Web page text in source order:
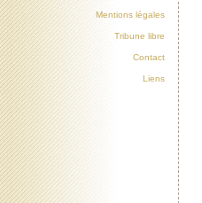
Mentions légales
Tribune libre
Contact
Liens